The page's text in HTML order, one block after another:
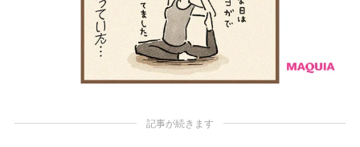
記事が続きます